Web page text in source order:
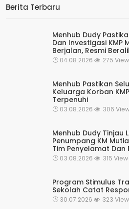
Berita Terbaru
Menhub Dudy
Dan Investigasi KMP
Berjalan, Resmi
Rutin Kesiapsiagaan
04.08.2026 275 View
Menhub Pastikan
Keluarga Korban
Terpenuhi
03.08.2026 306
Menhub Dudy Tinjau
Penumpang KM
Tim Penyelamat
Berjalan
03.08.2026 315 View
Program Stimulus
Sekolah Catat
30.07.2026 323 View